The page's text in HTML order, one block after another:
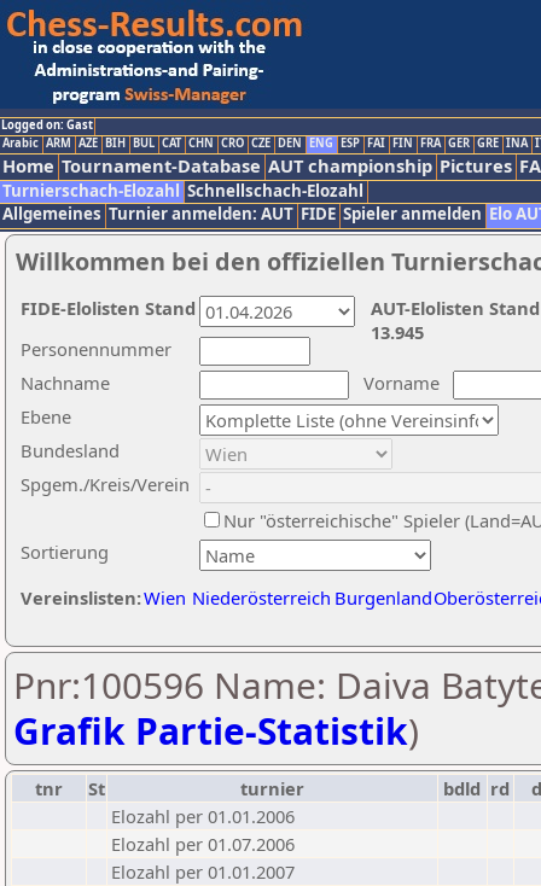
Logged on: Gast
Arabic ARM AZE BIH BUL CAT CHN CRO CZE DEN ENG ESP FAI FIN FRA GER GRE INA
Home Tournament-Database AUT championship Pictures
Turnierschach-Elozahl Schnellschach-Elozahl
Allgemeines Turnier anmelden: AUT FIDE Spieler anmelden Elo
Willkommen bei den offiziellen
Nachname
Vorname
Ebene
Sortierung
Personennummer
Bundesland
Spgem./Kreis/Verein
Nur "österreichische" Spieler
Vereinslisten:Wien Niederösterreich Burgenland
AUT-Elolisten
13.945
FIDE-Elolisten Stand
Pnr:100596 Name: Daiva
Grafik Partie-Statistik)
tnr St turnier bdld rd
Elozahl per 01.01.2006
Elozahl per 01.07.2006
Elozahl per 01.01.2007